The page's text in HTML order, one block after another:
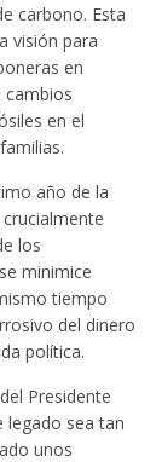
carbono. Esta
visión para
en
cambios
en el
año de la
los
minimice
tiempo
del dinero
política.
Presidente
legado sea tan
unos